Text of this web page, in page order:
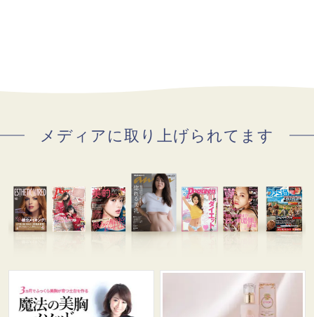
メディアに取り上げられてます